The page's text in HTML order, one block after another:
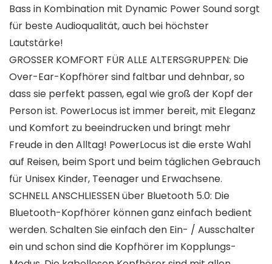
Bass in Kombination mit Dynamic Power Sound sorgt
für beste Audioqualität, auch bei höchster
Lautstärke!
GROSSER KOMFORT FÜR ALLE ALTERSGRUPPEN: Die
Over-Ear-Kopfhörer sind faltbar und dehnbar, so
dass sie perfekt passen, egal wie groß der Kopf der
Person ist. PowerLocus ist immer bereit, mit Eleganz
und Komfort zu beeindrucken und bringt mehr
Freude in den Alltag! PowerLocus ist die erste Wahl
auf Reisen, beim Sport und beim täglichen Gebrauch
für Unisex Kinder, Teenager und Erwachsene.
SCHNELL ANSCHLIESSEN über Bluetooth 5.0: Die
Bluetooth-Kopfhörer können ganz einfach bedient
werden. Schalten Sie einfach den Ein- / Ausschalter
ein und schon sind die Kopfhörer im Kopplungs-